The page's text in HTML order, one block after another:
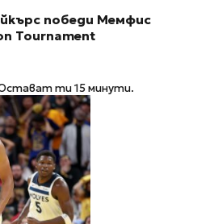
победи Мемфис
Tournament
Остават ти 15 минути.